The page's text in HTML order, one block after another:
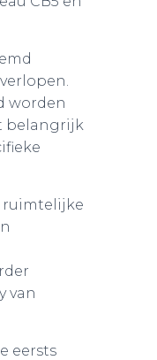
worden
belangrijk
ruimtelijke
van
eersts